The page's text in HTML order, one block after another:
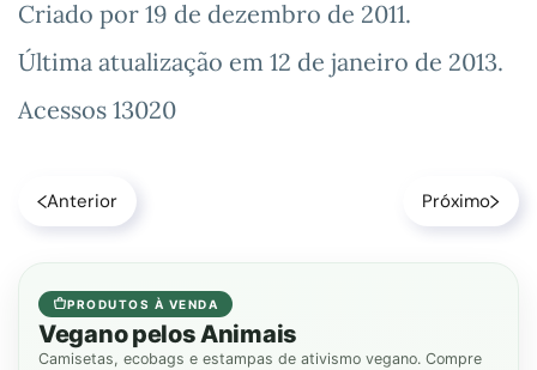
Criado por 19 de dezembro de 2011.
Última atualização em 12 de janeiro de 2013.
Acessos 13020
Anterior Próximo
PRODUTOS À VENDA
Vegano pelos Animais
Camisetas, ecobags e estampas de ativismo vegano. Compre